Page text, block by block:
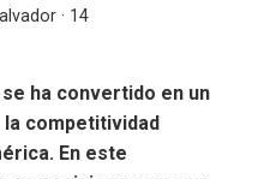
· 14
ha convertido en un
competitividad
En este